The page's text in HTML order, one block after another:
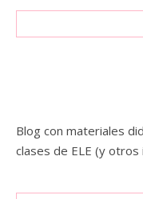
Blog con materiales
clases de ELE (y